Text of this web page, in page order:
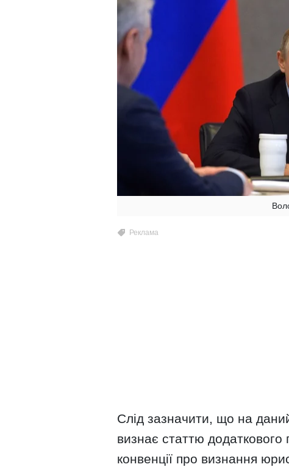
Слід зазначити, що на
визнає статтю
конвенції про визнання